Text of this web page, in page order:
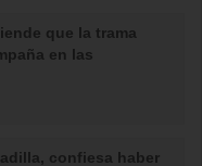
que la trama
en las
confiesa haber